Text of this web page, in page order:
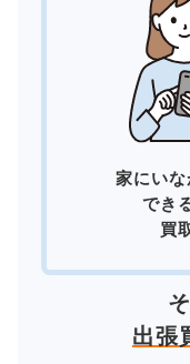
家にいな
でき
買
出張